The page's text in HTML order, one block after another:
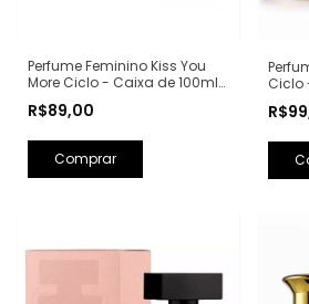
Perfume Feminino Kiss You
More Ciclo - Caixa de 100ml
Laurent)
R$89,00
Ciclo